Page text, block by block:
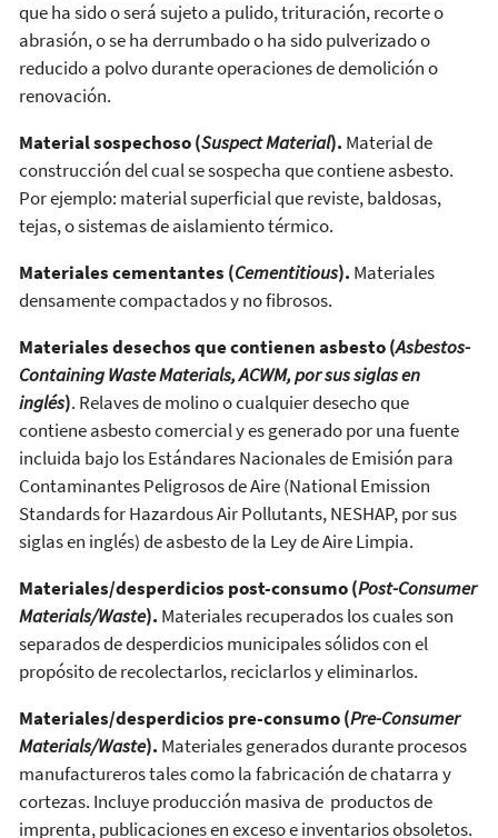
que ha sido o será sujeto a pulido, trituración, recorte o
abrasión, o se ha derrumbado o ha sido pulverizado o
reducido a polvo durante operaciones de demolición o
renovación.
Material sospechoso (Suspect Material). Material de
construcción del cual se sospecha que contiene asbesto.
Por ejemplo: material superficial que reviste, baldosas,
tejas, o sistemas de aislamiento térmico.
Materiales cementantes (Cementitious). Materiales
densamente compactados y no fibrosos.
Materiales desechos que contienen asbesto (Asbestos-
Containing Waste Materials, ACWM, por sus siglas en
inglés). Relaves de molino o cualquier desecho que
contiene asbesto comercial y es generado por una fuente
incluida bajo los Estándares Nacionales de Emisión para
Contaminantes Peligrosos de Aire (National Emission
Standards for Hazardous Air Pollutants, NESHAP, por sus
siglas en inglés) de asbesto de la Ley de Aire Limpia.
Materiales/desperdicios post-consumo (Post-Consumer
Materials/Waste). Materiales recuperados los cuales son
separados de desperdicios municipales sólidos con el
propósito de recolectarlos, reciclarlos y eliminarlos.
Materiales/desperdicios pre-consumo (Pre-Consumer
Materials/Waste). Materiales generados durante procesos
manufactureros tales como la fabricación de chatarra y
cortezas. Incluye producción masiva de productos de
imprenta, publicaciones en exceso e inventarios obsoletos.